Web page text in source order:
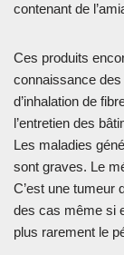
contenant de
Ces produits
connaissance
d’inhalation de
l’entretien des
Les maladies
sont graves. Le
C’est une tumeur
des cas même si
plus rarement le